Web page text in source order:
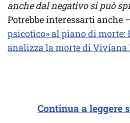
anche dal negativo si può
Potrebbe interessarti anche
psicotico» al piano di morte:
analizza la morte di Viviana
Continua a leggere